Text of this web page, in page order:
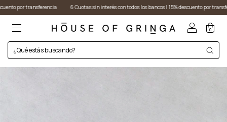
transferencia 6 Cuotas sin interés con todos los bancos I 15% descuento por transferencia
0